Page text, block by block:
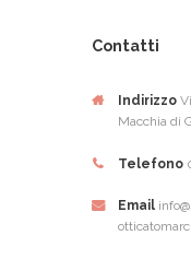
Contatti
Indirizzo
Macchia di
Telefono
Email